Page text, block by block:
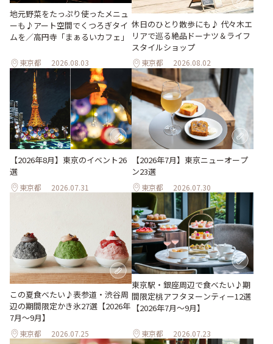
地元野菜をたっぷり使ったメニュ
ーも♪アート空間でくつろぎタイ
ムを／高円寺「まぁるいカフェ」
東京都 2026.08.03
休日のひとり散歩にも♪ 代々木エ
リアで巡る絶品ドーナツ＆ライフ
スタイルショップ
東京都 2026.08.02
【2026年8月】東京のイベント26
選
東京都 2026.07.31
【2026年7月】東京ニューオープ
ン23選
東京都 2026.07.30
この夏食べたい♪表参道・渋谷周
辺の期間限定かき氷27選【2026年
7月～9月】
東京都 2026.07.25
東京駅・銀座周辺で食べたい♪期
間限定桃アフタヌーンティー12選
【2026年7月～9月】
東京都 2026.07.23